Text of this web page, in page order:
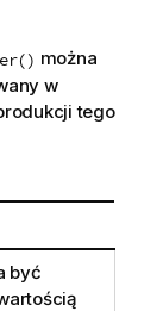
można
w
tego
być